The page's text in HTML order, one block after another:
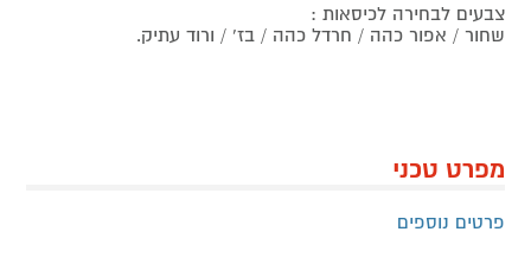
צבעים לבחירה לכיסאות :
שחור / אפור כהה / חרדל כהה / בז’ / ורוד עתיק.
מפרט טכני
פרטים נוספים